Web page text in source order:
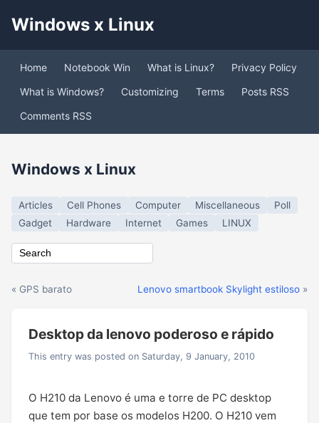
Windows x Linux
Home Notebook Win What is Linux?
Privacy Policy
What is Windows?
Customizing Terms
Posts RSS
Comments RSS
Windows x Linux
Articles Cell Phones Computer Miscellaneous
Poll
Gadget
Hardware Internet Games LINUX
« GPS barato Lenovo smartbook Skylight estiloso »
Desktop da lenovo poderoso e rápido
This entry was posted on Saturday, 9 January, 2010
O H210 da Lenovo é uma e torre de PC desktop
que tem por base os modelos H200. O H210 vem